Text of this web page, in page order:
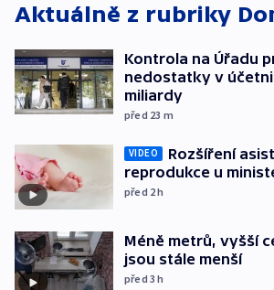
Aktuálně z rubriky
Kontrola na Úřadu
nedostatky v
miliardy
před 23 m
VIDEO
Rozšíření
reprodukce u
před 2h
Méně metrů, vyšší
jsou stále menší
před 3h